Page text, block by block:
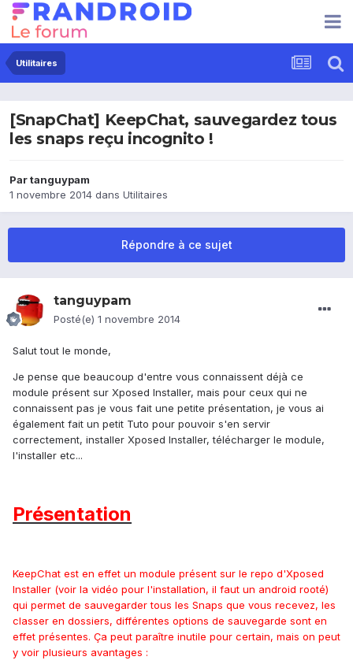
Utilitaires
[SnapChat] KeepChat, sauvegardez tous
les snaps reçu incognito !
Partanguypam
1 novembre 2014 dans Utilitaires
Répondre à ce sujet
tanguypam
Posté(e) 1 novembre 2014
Salut tout le monde,
Je pense que beaucoup d'entre vous connaissent déjà ce
module présent sur Xposed Installer, mais pour ceux qui ne
connaissent pas je vous fait une petite présentation, je vous ai
également fait un petit Tuto pour pouvoir s'en servir
correctement, installer Xposed Installer, télécharger le module,
l'installer etc...
Présentation
KeepChat est en effet un module présent sur le repo d'Xposed
Installer (voir la vidéo pour l'installation, il faut un android rooté)
qui permet de sauvegarder tous les Snaps que vous recevez, les
classer en dossiers, différentes options de sauvegarde sont en
effet présentes. Ça peut paraître inutile pour certain, mais on peut
y voir plusieurs avantages :